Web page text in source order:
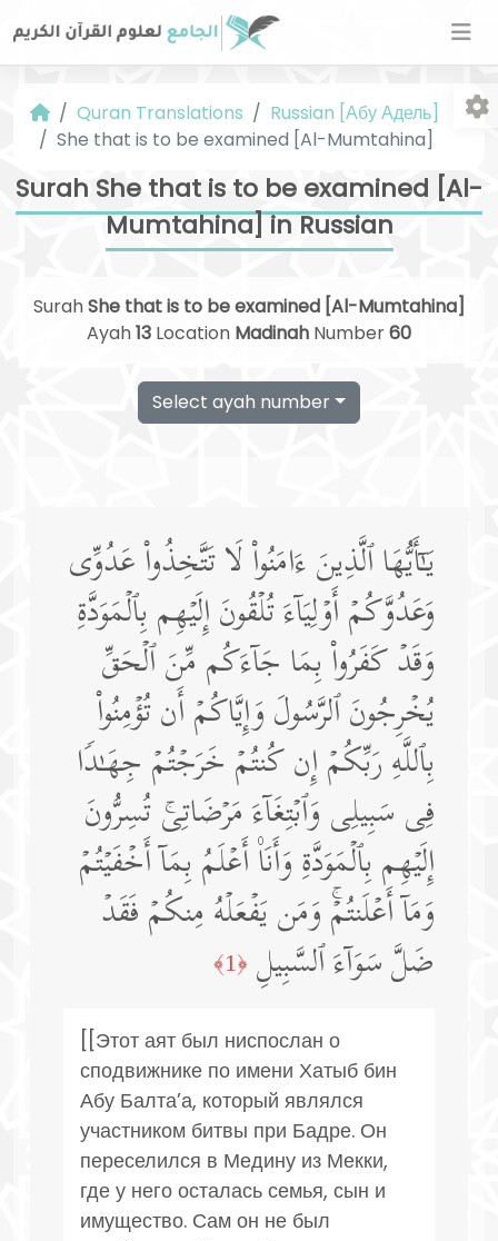
Quran Translations
Russian [Абу Адель]
She that is to be examined [Al-Mumtahina]
Surah She that is to be examined [Al-
Mumtahina] in Russian
SurahShe that is to be examined [Al-Mumtahina]
Ayah 13 Location Madinah Number60
Select ayah number
یَـٰۤأَیُّهَا ٱلَّذِینَ ءَامَنُوا۟ لَا تَتَّخِذُوا۟ عَدُوِّی
وَعَدُوَّكُمۡ أَوۡلِیَاۤءَ تُلۡقُونَ إِلَیۡهِم بِٱلۡمَوَدَّةِ
وَقَدۡ كَفَرُوا۟ بِمَا جَاۤءَكُم مِّنَ ٱلۡحَقِّ
یُخۡرِجُونَ ٱلرَّسُولَ وَإِیَّاكُمۡ أَن تُؤۡمِنُوا۟
بِٱللَّهِ رَبِّكُمۡ إِن كُنتُمۡ خَرَجۡتُمۡ جِهَـٰدࣰا
فِی سَبِیلِی وَٱبۡتِغَاۤءَ مَرۡضَاتِیۚ تُسِرُّونَ
إِلَیۡهِم بِٱلۡمَوَدَّةِ وَأَنَا۠ أَعۡلَمُ بِمَاۤ أَخۡفَیۡتُمۡ
وَمَاۤ أَعۡلَنتُمۡۚ وَمَن یَفۡعَلۡهُ مِنكُمۡ فَقَدۡ
ضَلَّ سَوَاۤءَ ٱلسَّبِیلِ ﴿1﴾
[[Этот аят был ниспослан о
сподвижнике по имени Хатыб бин
Абу Балта’а, который являлся
участником битвы при Бадре. Он
переселился в Медину из Мекки,
где у него осталась семья, сын и
имущество. Сам он не был